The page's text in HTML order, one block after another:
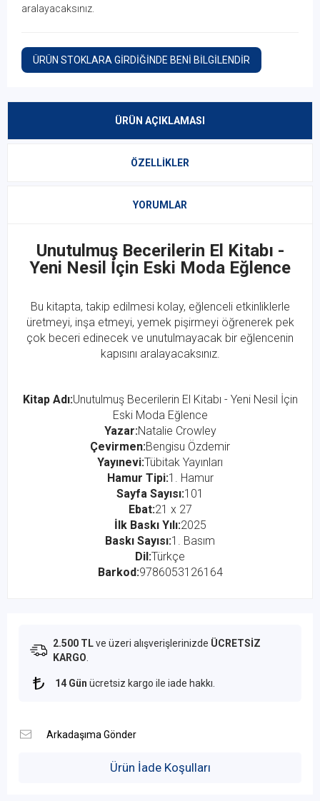
aralayacaksınız.
ÜRÜN STOKLARA GİRDİĞİNDE BENİ BİLGİLENDİR
ÜRÜN AÇIKLAMASI
ÖZELLIKLER
YORUMLAR
Unutulmuş Becerilerin El Kitabı -
Yeni Nesil İçin Eski Moda Eğlence
Bu kitapta, takip edilmesi kolay, eğlenceli etkinliklerle
üretmeyi, inşa etmeyi, yemek pişirmeyi öğrenerek pek
çok beceri edinecek ve unutulmayacak bir eğlencenin
kapısını aralayacaksınız.
Kitap Adı:Unutulmuş Becerilerin El Kitabı - Yeni Nesil İçin
Eski Moda Eğlence
Yazar:Natalie Crowley
Çevirmen:Bengisu Özdemir
Yayınevi:Tübitak Yayınları
Hamur Tipi:1. Hamur
Sayfa Sayısı:101
Ebat:21 x 27
İlk Baskı Yılı:2025
Baskı Sayısı:1. Basım
Dil:Türkçe
Barkod:9786053126164
2.500 TLve üzeri alışverişlerinizde ÜCRETSİZ
KARGO.
14 Gün ücretsiz kargo ile iade hakkı.
Ürün İade Koşulları